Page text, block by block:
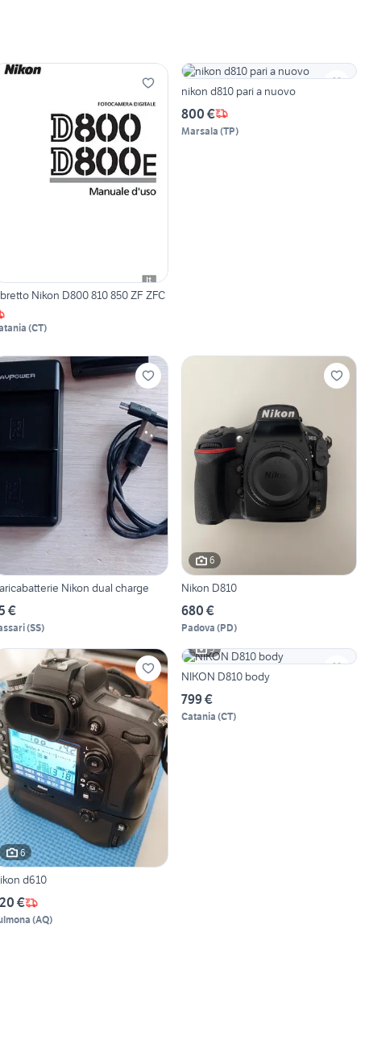
Nikon D800 810 850 ZF ZFC
(CT)
nikon d810 pari a nuovo
800 €
Marsala (TP)
Nikon dual charge
€
(SS)
6
Nikon D810
680 €
Padova (PD)
6
d610
€
(AQ)
5
NIKON D810 body
799 €
Catania (CT)